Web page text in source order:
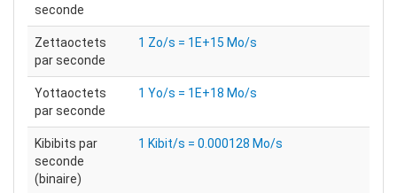
seconde
Zettaoctets
par seconde
1 Zo/s = 1E+15 Mo/s
Yottaoctets
par seconde
1 Yo/s = 1E+18 Mo/s
Kibibits par
seconde
(binaire)
1 Kibit/s = 0.000128 Mo/s